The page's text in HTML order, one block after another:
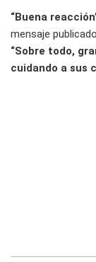
“Buena
mensaje
“Sobre todo,
cuidando a sus